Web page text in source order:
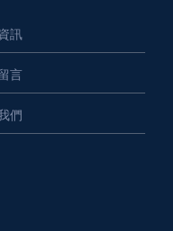
訊
言
們